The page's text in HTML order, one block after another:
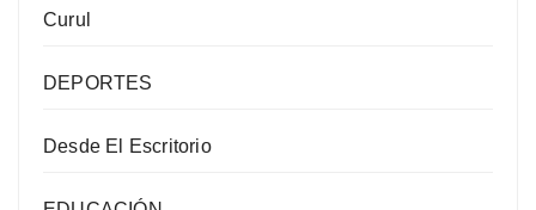
Curul
DEPORTES
Desde El Escritorio